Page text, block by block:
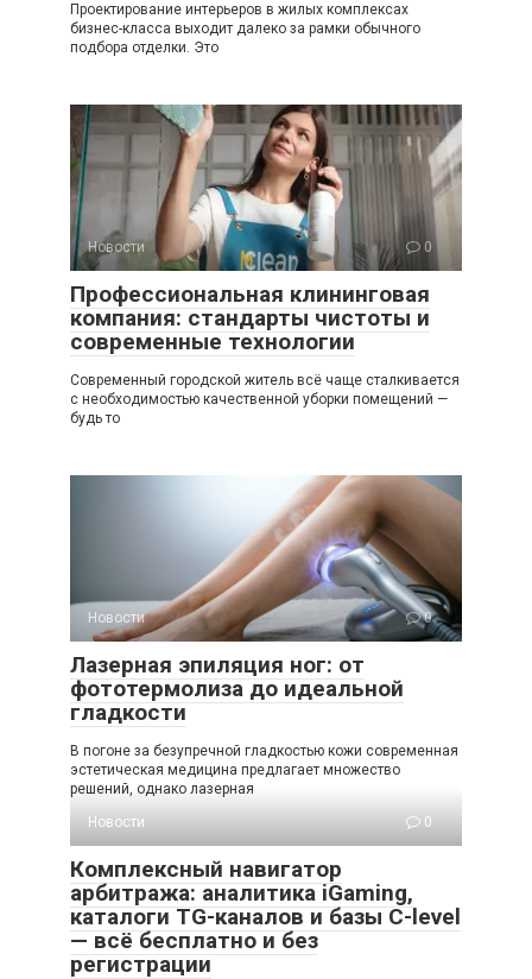
Проектирование интерьеров в жилых комплексах
бизнес-класса выходит далеко за рамки обычного
подбора отделки. Это
Новости 0
Профессиональная клининговая
компания: стандарты чистоты и
современные технологии
Современный городской житель всё чаще сталкивается
с необходимостью качественной уборки помещений —
будь то
Новости 0
Лазерная эпиляция ног: от
фототермолиза до идеальной
гладкости
В погоне за безупречной гладкостью кожи современная
эстетическая медицина предлагает множество
решений, однако лазерная
Новости
0
Комплексный навигатор
арбитража: аналитика iGaming,
каталоги TG-каналов и базы C-level
— всё бесплатно и без
регистрации